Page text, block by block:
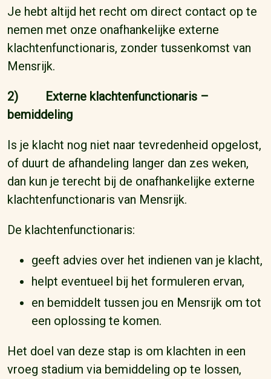
Je hebt altijd het recht om direct contact op te
nemen met onze onafhankelijke externe
klachtenfunctionaris, zonder tussenkomst van
Mensrijk.
2) Externe klachtenfunctionaris –
bemiddeling
Is je klacht nog niet naar tevredenheid opgelost,
of duurt de afhandeling langer dan zes weken,
dan kun je terecht bij de onafhankelijke externe
klachtenfunctionaris van Mensrijk.
De klachtenfunctionaris:
geeft advies over het indienen van je klacht,
helpt eventueel bij het formuleren ervan,
en bemiddelt tussen jou en Mensrijk om tot
een oplossing te komen.
Het doel van deze stap is om klachten in een
vroeg stadium via bemiddeling op te lossen,